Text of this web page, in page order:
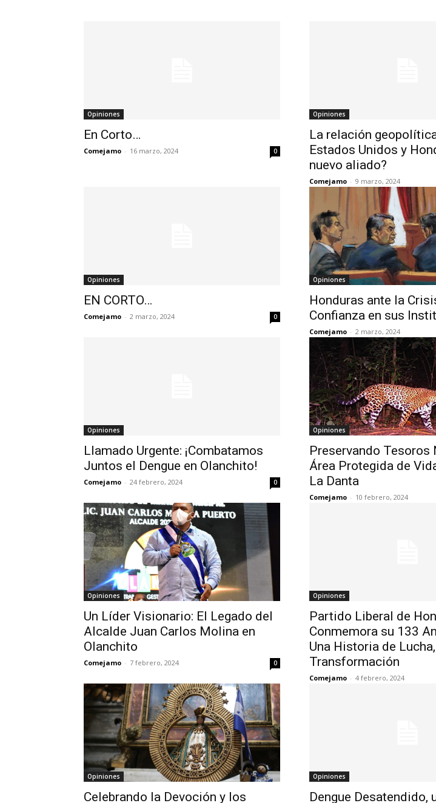
Opiniones
En Corto…
Comejamo - 16 marzo, 2024 0
Opiniones
La relación
Estados Unidos y
nuevo aliado?
Comejamo - 9 marzo, 2024
Opiniones
EN CORTO…
Comejamo - 2 marzo, 2024 0
Opiniones
Honduras ante la
Confianza en sus
Comejamo - 2 marzo, 2024
Opiniones
Llamado Urgente: ¡Combatamos
Juntos el Dengue en Olanchito!
Comejamo - 24 febrero, 2024 0
Opiniones
Preservando Tesoros
Área Protegida de
La Danta
Comejamo - 10 febrero, 2024
Opiniones
Un Líder Visionario: El Legado del
Alcalde Juan Carlos Molina en
Olanchito
Comejamo - 7 febrero, 2024 0
Opiniones
Partido Liberal de
Conmemora su 133
Una Historia de
Transformación
Comejamo - 4 febrero, 2024
Opiniones
Celebrando la Devoción y los
Opiniones
Dengue Desatendido,